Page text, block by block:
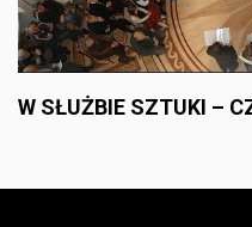
W SŁUŻBIE SZTUKI –